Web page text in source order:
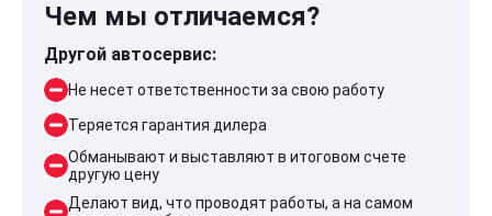
Чем мы отличаемся?
Другой автосервис:
Не несет ответственности за свою работу
Теряется гарантия дилера
Обманывают и выставляют в итоговом счете
другую цену
Делают вид, что проводят работы, а на самом